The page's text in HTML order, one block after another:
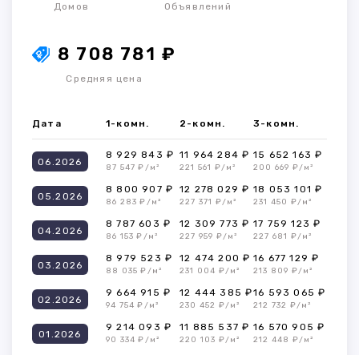
Домов Объявлений
8 708 781 ₽
Средняя цена
Дата 1-комн. 2-комн. 3-комн.
06.2026
8 929 843 ₽
87 547 ₽/м²
11 964 284 ₽
221 561 ₽/м²
15 652 163 ₽
200 669 ₽/м²
05.2026
8 800 907 ₽
86 283 ₽/м²
12 278 029 ₽
227 371 ₽/м²
18 053 101 ₽
231 450 ₽/м²
04.2026
8 787 603 ₽
86 153 ₽/м²
12 309 773 ₽
227 959 ₽/м²
17 759 123 ₽
227 681 ₽/м²
03.2026
8 979 523 ₽
88 035 ₽/м²
12 474 200 ₽
231 004 ₽/м²
16 677 129 ₽
213 809 ₽/м²
02.2026
9 664 915 ₽
94 754 ₽/м²
12 444 385 ₽
230 452 ₽/м²
16 593 065 ₽
212 732 ₽/м²
01.2026
9 214 093 ₽
90 334 ₽/м²
11 885 537 ₽
220 103 ₽/м²
16 570 905 ₽
212 448 ₽/м²